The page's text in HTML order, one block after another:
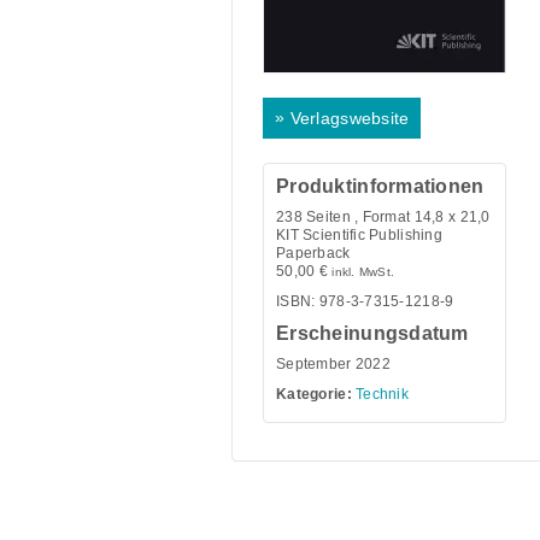
» Verlagswebsite
Produktinformationen
238 Seiten , Format 14,8 x 21,0
KIT Scientific Publishing
Paperback
50,00 € inkl. MwSt.
ISBN: 978-3-7315-1218-9
Erscheinungsdatum
September 2022
Kategorie: Technik